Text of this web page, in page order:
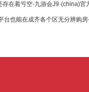
在着亏空-九游会J9·(china)官
也能在成齐各个区无分辨购